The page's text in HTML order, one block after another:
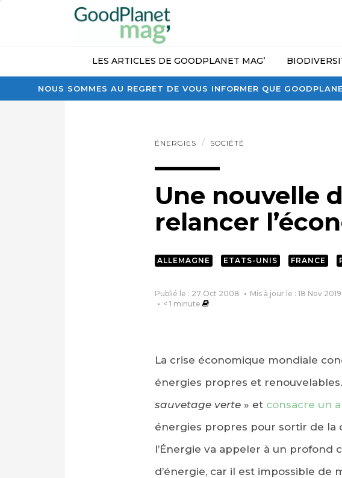
NOUS SOMMES AU REGRET DE VOUS INFORMER QUE
LES ARTICLES DE GOODPLANET MAG’
ÉNERGIES SOCIÉTÉ
Une nouvelle
relancer
ALLEMAGNE ETATS-UNIS FRANCE
Publié le : 27 Oct 2008
Mis à jour le : 18 Nov 2019
< 1 minute
La crise économique mondiale
énergies propres et
sauvetage verte» et consacre un
énergies propres pour sortir de la
l’Énergie va appeler à un
d’énergie, car il est impossible de